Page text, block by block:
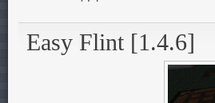
Easy Flint [1.4.6]